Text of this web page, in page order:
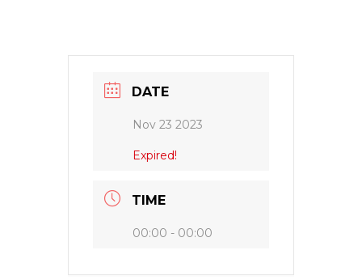
DATE
Nov 23 2023
Expired!
TIME
00:00 - 00:00